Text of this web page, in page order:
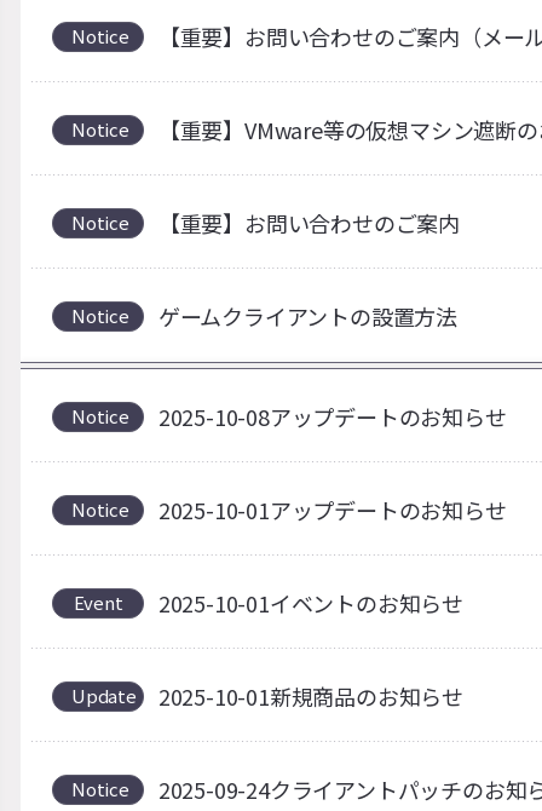
Notice 【重要】お問い合わせのご案内（メー
Notice 【重要】VMware等の仮想マシン遮断
Notice 【重要】お問い合わせのご案内
Notice ゲームクライアントの設置方法
Notice 2025-10-08アップデートのお知らせ
Notice 2025-10-01アップデートのお知らせ
Event 2025-10-01イベントのお知らせ
Update 2025-10-01新規商品のお知らせ
Notice 2025-09-24クライアントパッチのお知